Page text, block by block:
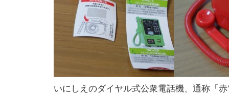
いにしえのダイヤル式公衆電話機、通称「